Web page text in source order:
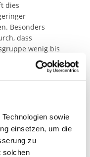
sowie
einsetzen, um die
zu
solchen
dies
Besonders
dass
wenig bis
dass gerade
profitieren.
die
Das hat Folgen